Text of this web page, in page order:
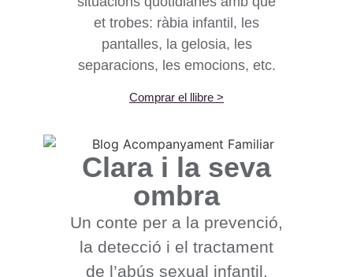
et trobes: ràbia infantil, les
pantalles, la gelosia, les
separacions, les emocions, etc.
Comprar el llibre >
Clara i la seva
ombra
Un conte per a la prevenció,
la detecció i el tractament
de l’abús sexual infantil.